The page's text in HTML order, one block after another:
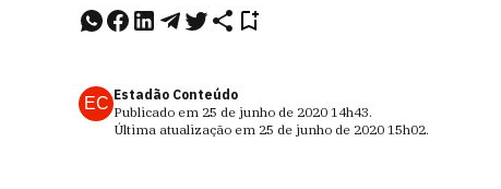
EC Estadão Conteúdo
Publicado em 25 de junho de 2020 14h43.
Última atualização em 25 de junho de 2020 15h02.